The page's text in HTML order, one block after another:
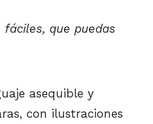
fáciles, que puedas
asequible y
con ilustraciones